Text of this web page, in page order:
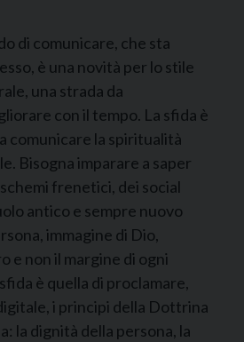
di comunicare, che sta
è una novità per lo stile
una strada da
con il tempo. La sfida è
comunicare la spiritualità
Bisogna imparare a saper
frenetici, dei social
antico e sempre nuovo
immagine di Dio,
e non il margine di ogni
è quella di proclamare,
i principi della Dottrina
la dignità della persona, la